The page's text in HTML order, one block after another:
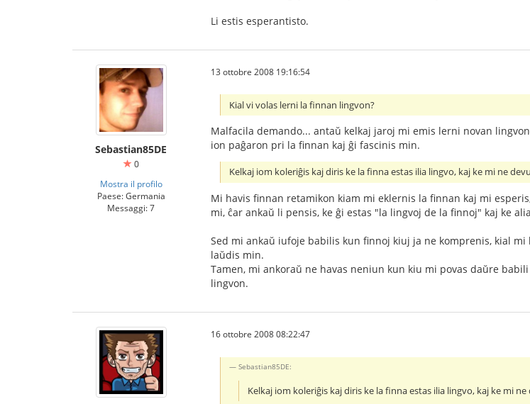
Li estis esperantisto.
Sebastian85DE
0
Mostra il profilo
Paese: Germania
Messaggi: 7
13 ottobre 2008 19:16:54
Kial vi volas lerni la finnan lingvon?
Malfacila demando... antaŭ kelkaj jaroj mi emis lerni novan
ion paĝaron pri la finnan kaj ĝi fascinis min.
Kelkaj iom koleriĝis kaj diris ke la finna estas ilia lingvo, kaj ke mi ne
Mi havis finnan retamikon kiam mi eklernis la finnan kaj mi
mi, ĉar ankaŭ li pensis, ke ĝi estas "la lingvoj de la finnoj" kaj ke
Sed mi ankaŭ iufoje babilis kun finnoj kiuj ja ne komprenis, kial
laŭdis min.
Tamen, mi ankoraŭ ne havas neniun kun kiu mi povas daŭre
lingvon.
16 ottobre 2008 08:22:47
Sebastian85DE:
Kelkaj iom koleriĝis kaj diris ke la finna estas ilia lingvo, kaj ke mi